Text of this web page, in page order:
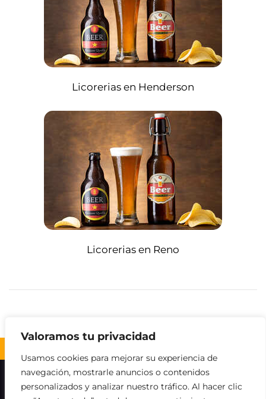
Valoramos tu privacidad
Usamos cookies para mejorar su experiencia de
navegación, mostrarle anuncios o contenidos
personalizados y analizar nuestro tráfico. Al hacer clic
Licorerias en Henderson
Licorerias en Reno
Sobre nosotros Contacto Aviso legal